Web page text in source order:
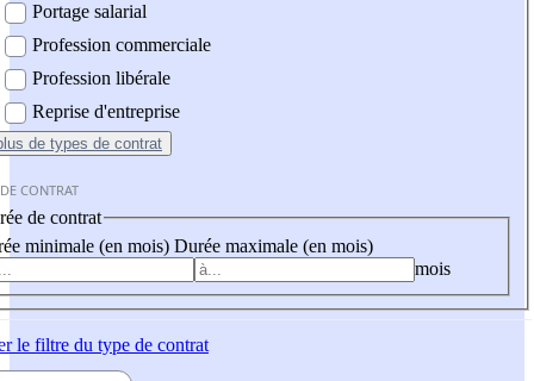
Portage salarial
Profession commerciale
Profession libérale
Reprise d'entreprise
de types de contrat
CONTRAT
de contrat
minimale (en mois) Durée maximale (en mois)
mois
le filtre du type de contrat